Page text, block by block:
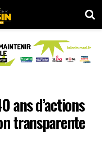
ans d’actions
transparente